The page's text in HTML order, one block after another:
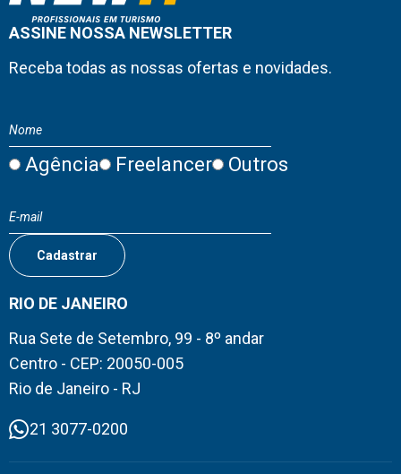
ASSINE NOSSA NEWSLETTER
Receba todas as nossas ofertas e novidades.
Agência Freelancer Outros
RIO DE JANEIRO
Rua Sete de Setembro, 99 - 8º andar
Centro - CEP: 20050-005
Rio de Janeiro - RJ
21 3077-0200